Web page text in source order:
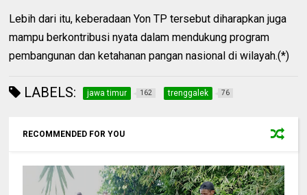
Lebih dari itu, keberadaan Yon TP tersebut diharapkan juga
mampu berkontribusi nyata dalam mendukung program
pembangunan dan ketahanan pangan nasional di wilayah.(*)
LABELS: jawa timur 162 trenggalek 76
RECOMMENDED FOR YOU